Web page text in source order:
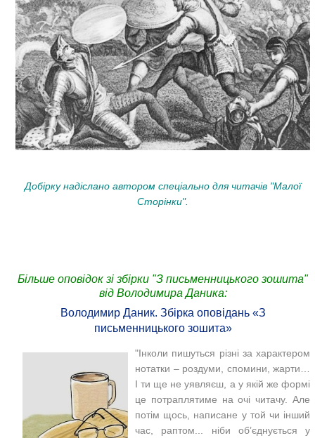
Добірку надіслано автором спеціально для читачів "Малої
Сторінки".
Більше оповідок зі збірки "З письменницького зошита"
від Володимира Даника:
Володимир Даник. Збірка оповідань «З
письменницького зошита»
"Інколи пишуться різні за характером
нотатки – роздуми, спомини, жарти…
І ти ще не уявляєш, а у якій же формі
це потраплятиме на очі читачу. Але
потім щось, написане у той чи інший
час, раптом... ніби об’єднується у